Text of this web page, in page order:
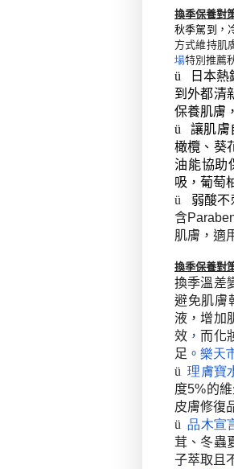
換季保養對
秋季駕到，
方式維持肌
場特別推薦
ü 日本熱
到外都清
保養肌膚
ü
讓肌膚
橄欖、葵
油能協助
吸，葡萄
ü
弱酸不
含
肌膚，適
換季保養對
換季溫差
避免肌膚
液，增加
效 ， 而化
足 。 樂天
ü 理膚寶
度5%的
皮膚修復
ü 品木宣
茸、冬蟲
子萃取且